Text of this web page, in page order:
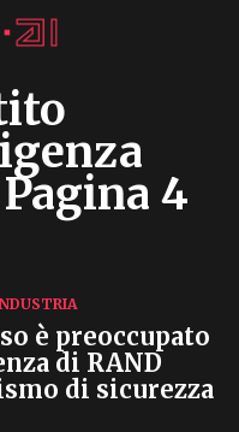
4
è preoccupato
di RAND
di sicurezza